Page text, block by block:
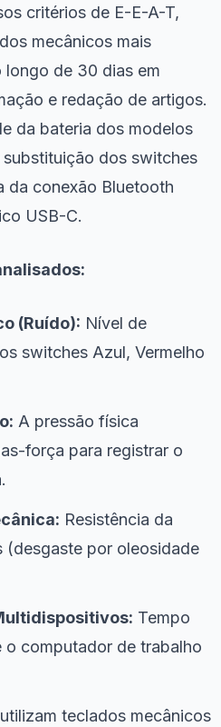
critérios de E-E-A-T,
mecânicos mais
longo de 30 dias em
e redação de artigos.
da bateria dos modelos
dos switches
da conexão Bluetooth
USB-C.
(Ruído): Nível de
switches Azul, Vermelho
A pressão física
força para registrar o
Resistência da
(desgaste por oleosidade
Tempo
o computador de trabalho
teclados mecânicos